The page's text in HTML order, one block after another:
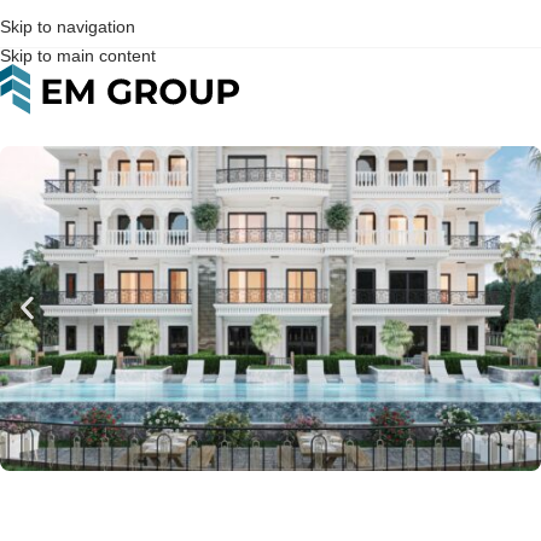
Skip to navigation
Skip to main content
Home>Daire> Satılık>Antalya